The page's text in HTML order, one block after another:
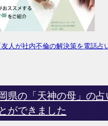
友人が社内不倫の解決策を電話
県の「天神の母」の
ができました